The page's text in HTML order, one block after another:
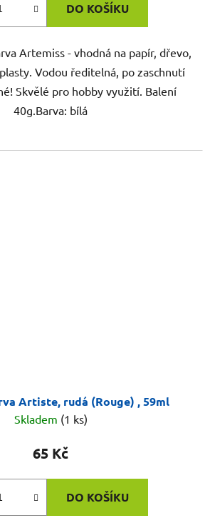
DO KOŠÍKU
Artemiss - vhodná na papír, dřevo,
Vodou ředitelná, po zaschnutí
Skvělé pro hobby využití. Balení
40g.Barva: bílá
Artiste, rudá (Rouge) , 59ml
Skladem (1 ks)
65 Kč
DO KOŠÍKU